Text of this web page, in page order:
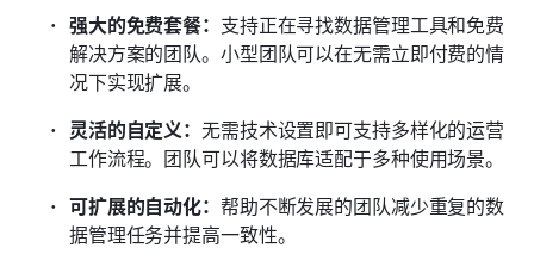
强大的免费套餐： 支持正在寻找数据管理工具和免费
解决方案的团队。小型团队可以在无需立即付费的情
况下实现扩展。
灵活的自定义：无需技术设置即可支持多样化的运营
工作流程。团队可以将数据库适配于多种使用场景。
可扩展的自动化： 帮助不断发展的团队减少重复的数
据管理任务并提高一致性。